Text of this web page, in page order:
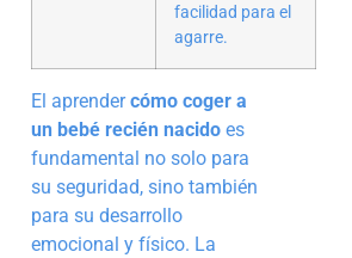
facilidad para el
agarre.
El aprendercómo coger a
un bebé recién nacido es
fundamental no solo para
su seguridad, sino también
para su desarrollo
emocional y físico. La